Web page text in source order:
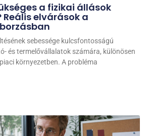
a fizikai állások
elvárások a
sebessége kulcsfontosságú
és termelővállalatok számára, különösen
környezetben. A probléma